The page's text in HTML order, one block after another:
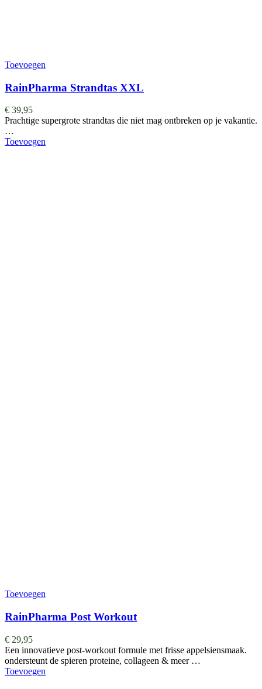
Toevoegen
RainPharma Strandtas XXL
€ 39,95
Prachtige supergrote strandtas die niet mag ontbreken op je vakantie.
…
Toevoegen
Toevoegen
RainPharma Post Workout
€ 29,95
Een innovatieve post-workout formule met frisse appelsiensmaak.
ondersteunt de spieren proteine, collageen & meer …
Toevoegen